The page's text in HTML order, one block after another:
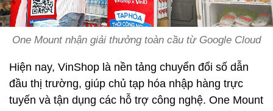
One Mount nhận giải thưởng toàn cầu từ Google Cloud
Hiện nay, VinShop là nền tảng chuyển đổi số dẫn
đầu thị trường, giúp chủ tạp hóa nhập hàng trực
tuyến và tận dụng các hỗ trợ công nghệ. One Mount